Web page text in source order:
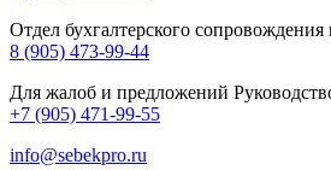
Отдел бухгалтерского
8 (905) 473-99-44
Для жалоб и предложений
+7 (905) 471-99-55
info@sebekpro.ru